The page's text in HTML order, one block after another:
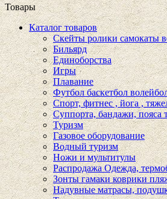
Товары
Каталог товаров
Скейты ролики самокаты
Бильярд
Единоборства
Игры
Плавание
Футбол баскетбол
Спорт, фитнес , йога ,
Суппорта, бандажи, пояса
Туризм
Газовое оборудование
Водный туризм
Ножи и мультитулы
Распродажа Одежда,
Зонты гамаки коврики
Надувные матрасы,